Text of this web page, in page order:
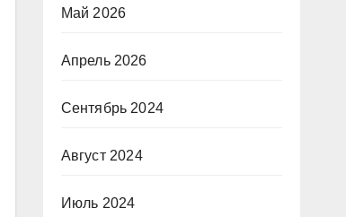
Май 2026
Апрель 2026
Сентябрь 2024
Август 2024
Июль 2024